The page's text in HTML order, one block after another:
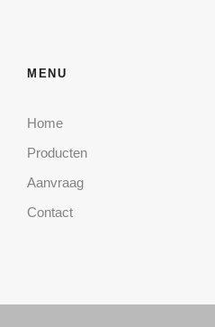
MENU
Home
Producten
Aanvraag
Contact